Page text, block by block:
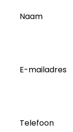
Naam
E-mailadres
Telefoon